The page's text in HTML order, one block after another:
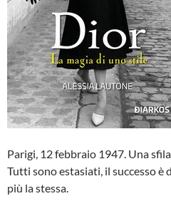
Parigi, 12 febbraio 1947. Una
Tutti sono estasiati, il successo è
più la stessa.